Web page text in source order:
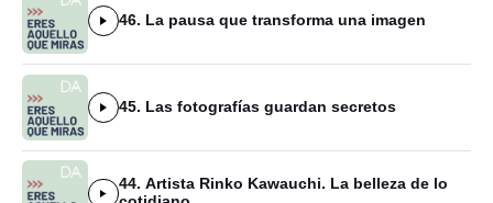
46. La pausa que transforma una imagen
45. Las fotografías guardan secretos
44. Artista Rinko Kawauchi. La belleza de lo